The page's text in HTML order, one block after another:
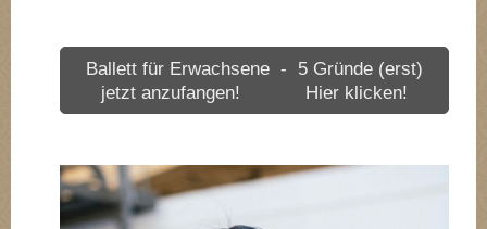
Ballett für Erwachsene - 5 Gründe (erst)
jetzt anzufangen! Hier klicken!